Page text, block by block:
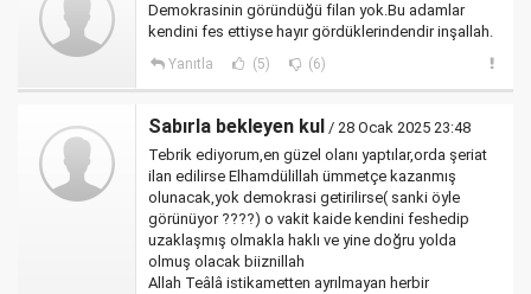
Demokrasinin göründüğü filan yok.Bu adamlar
kendini fes ettiyse hayır gördüklerindendir inşallah.
Yanıtla (5) (6)
Sabırla bekleyen kul / 28 Ocak 2025 23:48
Tebrik ediyorum,en güzel olanı yaptılar,orda şeriat
ilan edilirse Elhamdülillah ümmetçe kazanmış
olunacak,yok demokrasi getirilirse( sanki öyle
görünüyor ????) o vakit kaide kendini feshedip
uzaklaşmış olmakla haklı ve yine doğru yolda
olmuş olacak biiznillah
Allah Teâlâ istikametten ayrılmayan herbir